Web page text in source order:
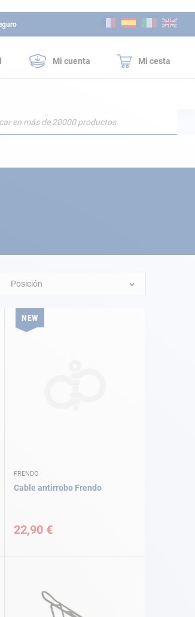
Mi cuenta Mi cesta
Posición
NEW
FRENDO
Cable antirrobo Frendo
22,90 €